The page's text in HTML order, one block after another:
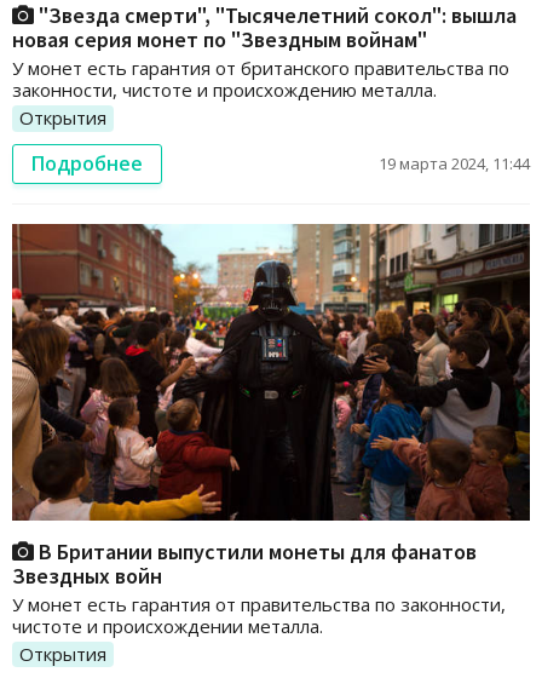
"Звезда смерти", "Тысячелетний сокол": вышла
новая серия монет по "Звездным войнам"
У монет есть гарантия от британского правительства по
законности, чистоте и происхождению металла.
Открытия
Подробнее 19 марта 2024, 11:44
В Британии выпустили монеты для фанатов
Звездных войн
У монет есть гарантия от правительства по законности,
чистоте и происхождении металла.
Открытия